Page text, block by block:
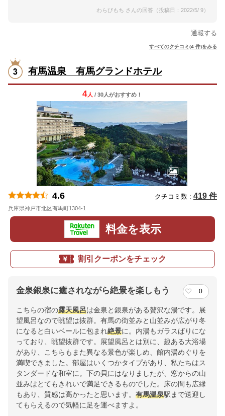
わらびもち さんの回答（投稿日：2022/5/ 9）
通報する
すべてのクチコミ(4 件)をみる
有馬温泉 有馬グランドホテル
4人 / 30人がおすすめ！
4.6 クチコミ数 : 419 件
兵庫県神戸市北区有馬町1304-1
料金を表示
割引クーポンをチェック
金泉銀泉に癒されながら絶景を楽しもう 0
こちらの宿の露天風呂は金泉と銀泉がある贅沢な湯です。展
望風呂なので眺望は抜群。有馬の街並みと山並みが広がり冬
になると白いベールに包まれ絶景に。内湯もガラスばりにな
っており、眺望抜群です。展望風呂とは別に、趣ある大浴場
があり、こちらもまた異なる景色が楽しめ、館内湯めぐりを
満喫できました。部屋はいくつかタイプがあり、私たちはス
タンダードな和室に。下の貝にはなりましたが、窓からの山
並みはとてもきれいで満足できるものでした。床の間も広縁
もあり、質感は高かったと思います。 有馬温泉駅まで送迎し
てもらえるので気軽に足を運べますよ。